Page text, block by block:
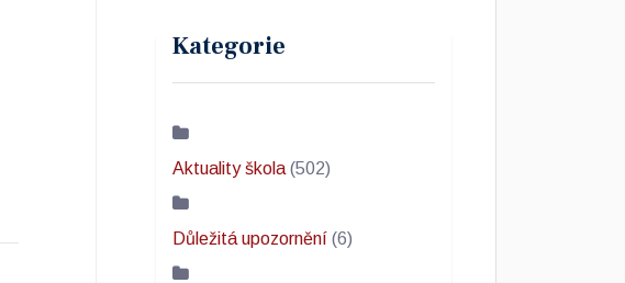
Kategorie
Aktuality škola (502)
Důležitá upozornění (6)